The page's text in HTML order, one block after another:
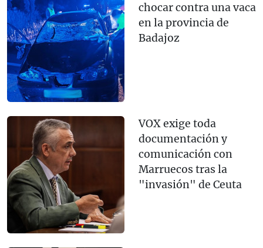
chocar contra una vaca
en la provincia de
Badajoz
VOX exige toda
documentación y
comunicación con
Marruecos tras la
"invasión" de Ceuta